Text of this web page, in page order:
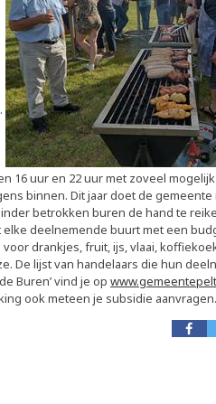
16 uur en 22 uur met zoveel
binnen. Dit jaar doet de
betrokken buren de hand te
deelnemende buurt met een
drankjes, fruit, ijs, vlaai,
De lijst van handelaars die hun
Buren’ vind je op
ook meteen je subsidie aanvragen.